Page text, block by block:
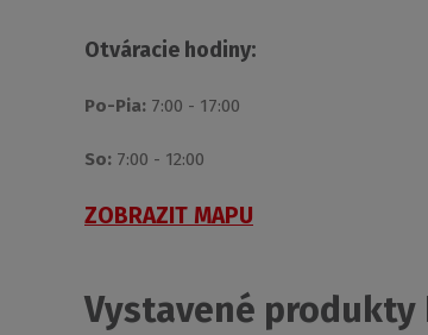
Otváracie hodiny:
Po-Pia: 7:00 - 17:00
So: 7:00 - 12:00
ZOBRAZIT MAPU
Vystavené produkty